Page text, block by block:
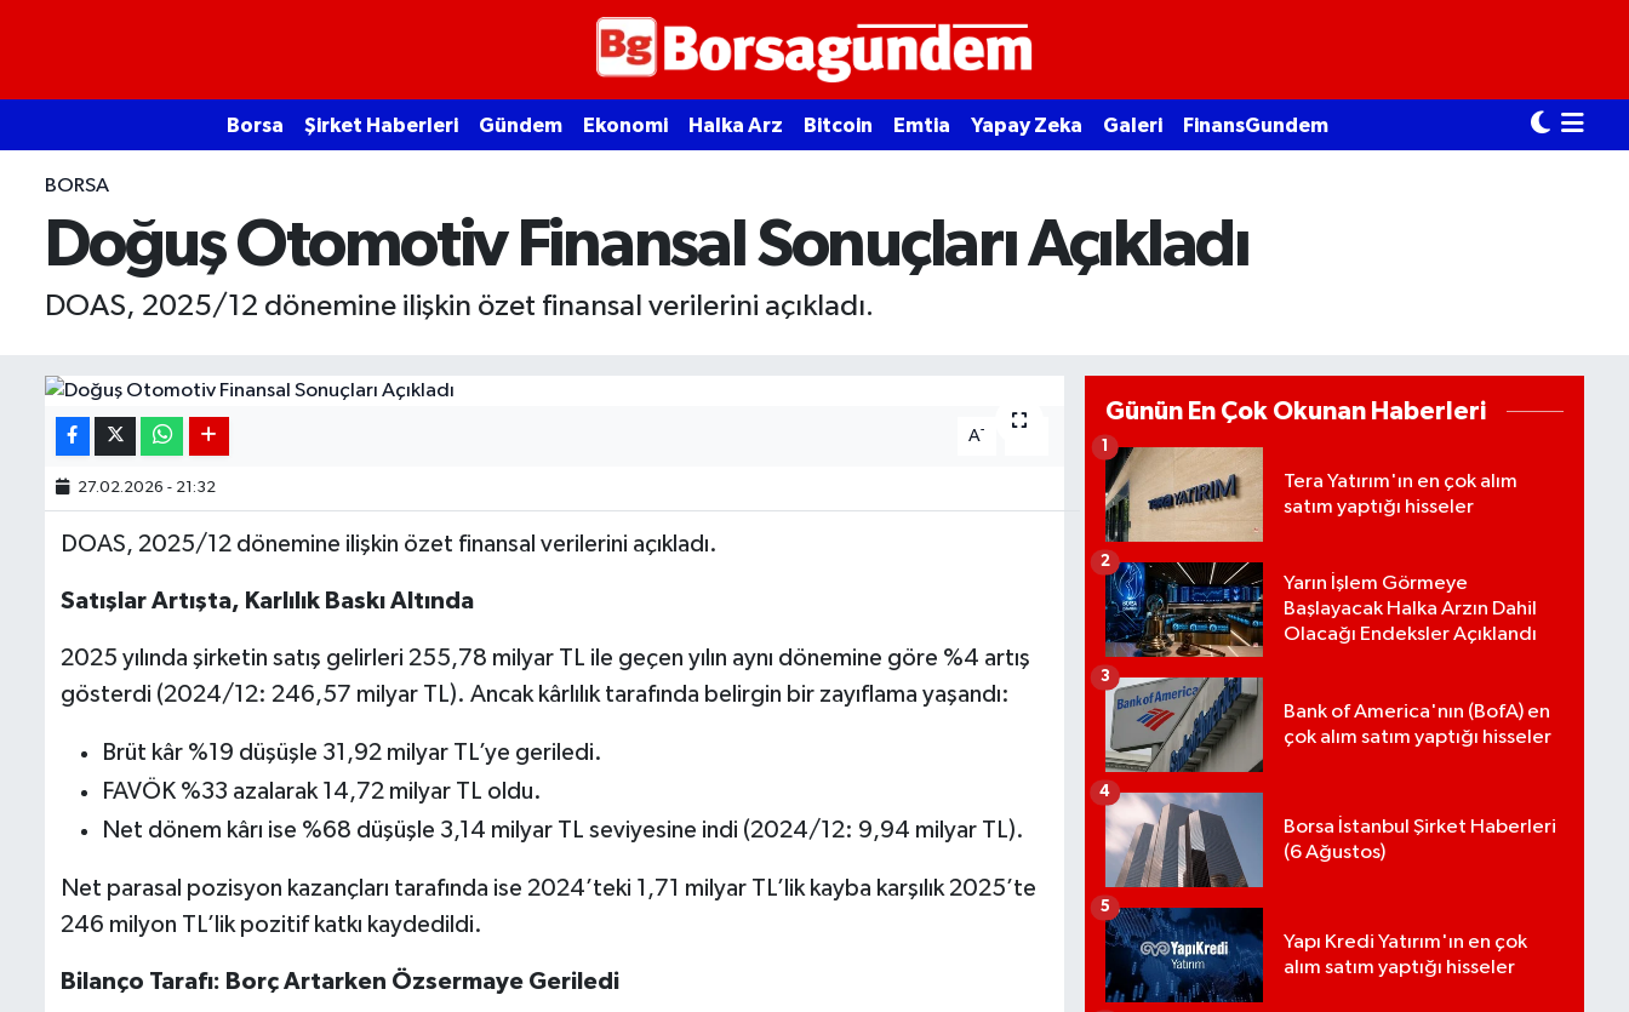
Borsa Şirket Haberleri Gündem Ekonomi Halka Arz Bitcoin Emtia Yapay Zeka Galeri FinansGundem
BORSA
Doğuş Otomotiv Finansal Sonuçları Açıkladı
DOAS, 2025/12 dönemine ilişkin özet finansal verilerini açıkladı.
A-
27.02.2026 - 21:32
DOAS, 2025/12 dönemine ilişkin özet finansal verilerini açıkladı.
Satışlar Artışta, Karlılık Baskı Altında
2025 yılında şirketin satış gelirleri 255,78 milyar TL ile geçen yılın aynı dönemine göre %4 artış
gösterdi (2024/12: 246,57 milyar TL). Ancak kârlılık tarafında belirgin bir zayıflama yaşandı:
Brüt kâr %19 düşüşle 31,92 milyar TL’ye geriledi.
FAVÖK %33 azalarak 14,72 milyar TL oldu.
Net dönem kârı ise %68 düşüşle 3,14 milyar TL seviyesine indi (2024/12: 9,94 milyar TL).
Net parasal pozisyon kazançları tarafında ise 2024’teki 1,71 milyar TL’lik kayba karşılık 2025’te
246 milyon TL’lik pozitif katkı kaydedildi.
Bilanço Tarafı: Borç Artarken Özsermaye Geriledi
Günün En Çok Okunan Haberleri
Tera Yatırım'ın en çok alım
satım yaptığı hisseler
1
Yarın İşlem Görmeye
Başlayacak Halka Arzın Dahil
Olacağı Endeksler Açıklandı
2
Bank of America'nın (BofA) en
çok alım satım yaptığı hisseler
3
Borsa İstanbul Şirket Haberleri
(6 Ağustos)
4
Yapı Kredi Yatırım'ın en çok
alım satım yaptığı hisseler
5
Ekonomi
Emtia
Galeri
Bitcoin
Şirket Haberleri
Coin Isı Haritası
Ekonomik Takvim
Gizlilik Sözleşmesi
Hakkımızda